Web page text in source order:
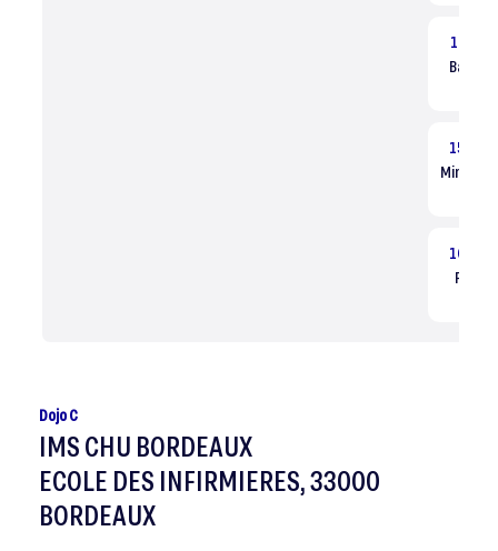
14:15
Baby
15:00
Mini
16:00
Dojo C
IMS CHU BORDEAUX
ECOLE DES INFIRMIERES, 33000
BORDEAUX